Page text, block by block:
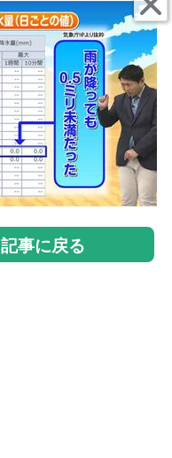
記事に戻る